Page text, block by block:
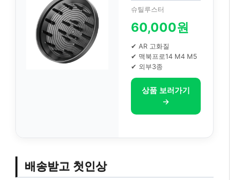
슈틸루스터
60,000원
✔ AR 고화질
✔ 맥북프로14 M4 M5
✔ 외부3종
상품 보러가기
→
배송받고 첫인상